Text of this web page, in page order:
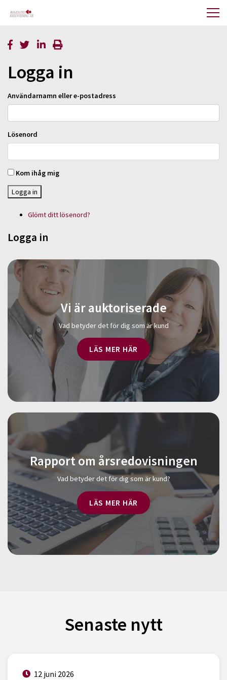
Logga in
Användarnamn eller e-postadress
Lösenord
Kom ihåg mig
Logga in
Glömt ditt lösenord?
Logga in
Vi är auktoriserade
Vad betyder det för dig som är kund
LÄS MER HÄR
Rapport om årsredovisningen
Vad betyder det för dig som är kund?
LÄS MER HÄR
Senaste nytt
12 juni 2026